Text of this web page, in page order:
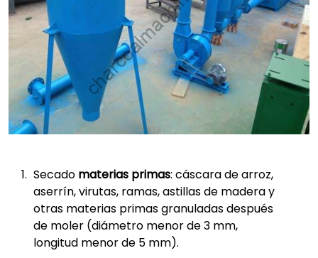
Secado materias primas: cáscara de arroz,
aserrín, virutas, ramas, astillas de madera y
otras materias primas granuladas después
de moler (diámetro menor de 3 mm,
longitud menor de 5 mm).